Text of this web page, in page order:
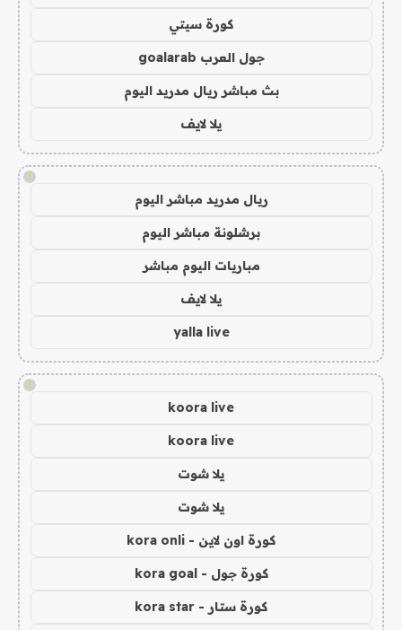
كورة سيتي
جول العرب goalarab
بث مباشر ريال مدريد اليوم
يلا لايف
!
ريال مدريد مباشر اليوم
برشلونة مباشر اليوم
مباريات اليوم مباشر
يلا لايف
yalla live
!
koora live
koora live
يلا شوت
يلا شوت
كورة اون لاين - kora onli
كورة جول - kora goal
كورة ستار - kora star